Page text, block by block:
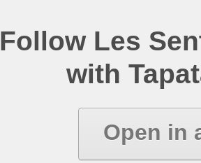
Follow Les
with
Open in